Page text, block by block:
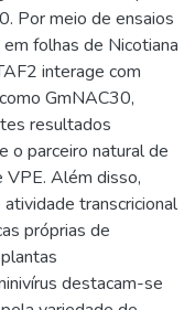
Por meio de ensaios
folhas de Nicotiana
interage com
GmNAC30,
resultados
o parceiro natural de
VPE. Além disso,
transcricional
próprias de
destacam-se